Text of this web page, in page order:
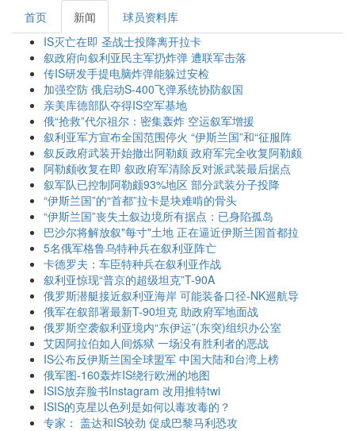
首页 新闻
球员资料库
IS灭亡在即 圣战士投降离开拉卡
叙政府向叙利亚民主军扔炸弹 遭联军击落
传IS研发手提电脑炸弹能躲过安检
加强空防 俄启动S-400飞弹系统协防叙国
亲美库德部队夺得IS空军基地
俄“抢救”代尔祖尔：密集轰炸 空运叙军增援
叙利亚军方宣布全国范围停火 “伊斯兰国”和“征服阵
叙反政府武装开始撤出阿勒颇 政府军完全收复阿勒颇
阿勒颇收复在即 叙政府军清除反对派武装最后据点
叙军队已控制阿勒颇93%地区 部分武装分子投降
“伊斯兰国”的“首都”拉卡是块难啃的骨头
“伊斯兰国”丧失土叙边境所有据点：已身陷孤岛
巴沙尔将解放叙"每寸"土地 正在逼近伊斯兰国首都拉
5名俄军格鲁乌特种兵在叙利亚阵亡
卡德罗夫：车臣特种兵在叙利亚作战
叙利亚惊现“普京的超级坦克”T-90A
俄罗斯潜艇接近叙利亚海岸 可能装备口径-NK巡航导
俄军在叙部署最新T-90坦克 助政府军地面战
俄罗斯空袭叙利亚境内“东伊运”(东突)组织办公室
艾因阿拉伯如人间炼狱 一场没有胜利者的恶战
IS公布反伊斯兰国全球盟军 中国大陆和台湾上榜
俄军图-160轰炸IS绕行欧洲的地图
ISIS放弃脸书Instagram 改用推特twi
ISIS的克星以色列是如何以毒攻毒的？
专家： 盖达和IS较劲 促成巴黎马利恐攻